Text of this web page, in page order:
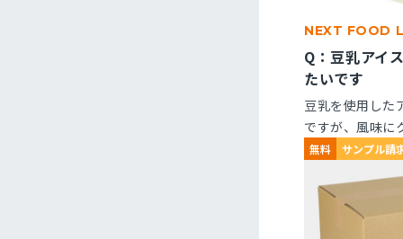
NEXT FOOD
Q：豆乳アイ
たいです
豆乳を使用した
ですが、風味に
くなりません
無料 サンプル請